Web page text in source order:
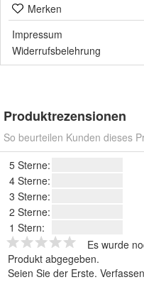
Merken
Impressum
Widerrufsbelehrung
Produktrezensionen
So beurteilen Kunden dieses
5 Sterne:
4 Sterne:
3 Sterne:
2 Sterne:
1 Stern:
Es wurde
Produkt abgegeben.
Seien Sie der Erste.